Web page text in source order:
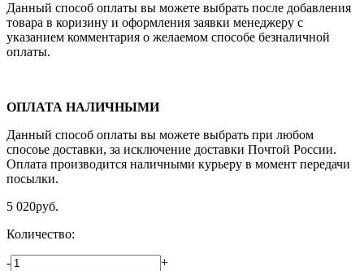
Данный способ оплаты вы можете выбрать после добавления
товара в коризину и оформления заявки менеджеру c
указанием комментария о желаемом способе безналичной
оплаты.
ОПЛАТА НАЛИЧНЫМИ
Данный способ оплаты вы можете выбрать при любом
спосоье доставки, за исключение доставки Почтой России.
Оплата производится наличными курьеру в момент передачи
посылки.
5 020руб.
Количество:
-
+